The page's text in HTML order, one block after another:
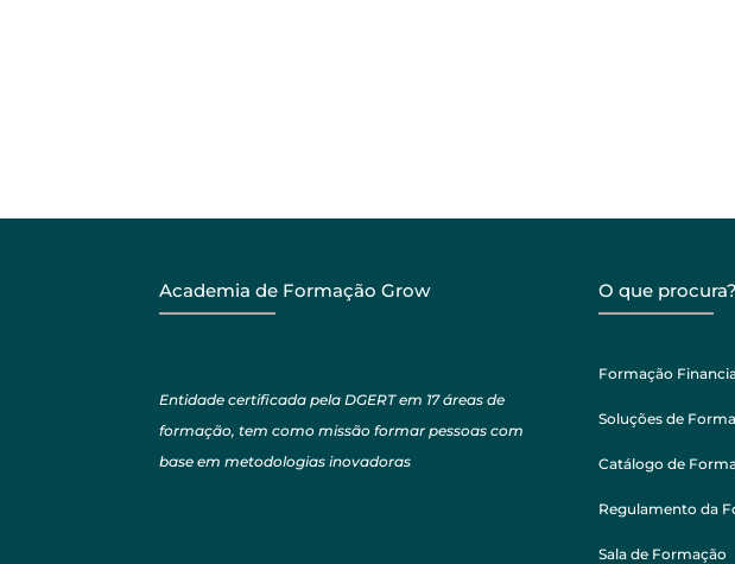
Academia de Formação Grow
Entidade certificada pela DGERT em 17 áreas de
formação, tem como missão formar pessoas com
base em metodologias inovadoras
O que procura?
Formação
Soluções de
Catálogo de
Regulamento da
Sala de Formação